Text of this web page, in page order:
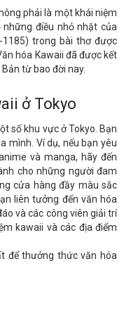
phải là một khái niệm
điều nhỏ nhặt của
trong bài thơ được
hóa Kawaii đã được kết
từ bao đời nay.
ở Tokyo
số khu vực ở Tokyo. Bạn
mình. Ví dụ, nếu bạn yêu
và manga, hãy đến
cho những người đam
cửa hàng đầy màu sắc
liên tưởng đến văn hóa
và các công viên giải trí
kawaii và các địa điểm
để thưởng thức văn hóa